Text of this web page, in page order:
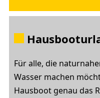
Für alle, die
Wasser machen
Hausboot genau das